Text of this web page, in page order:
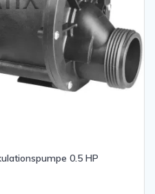
0.5 HP